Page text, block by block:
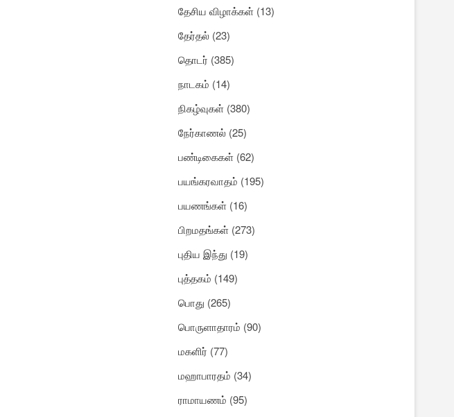
தேசிய விழாக்கள் (13)
தேர்தல் (23)
தொடர் (385)
நாடகம் (14)
நிகழ்வுகள் (380)
நேர்காணல் (25)
பண்டிகைகள் (62)
பயங்கரவாதம் (195)
பயணங்கள் (16)
பிறமதங்கள் (273)
புதிய இந்து (19)
புத்தகம் (149)
பொது (265)
பொருளாதாரம் (90)
மகளிர் (77)
மஹாபாரதம் (34)
ராமாயணம் (95)